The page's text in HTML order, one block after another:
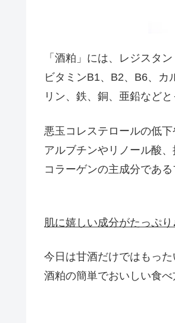
「酒粕」には、レジスタ
ビタミンB1、B2、B6、
リン、鉄、銅、亜鉛などと
悪玉コレステロールの低
アルブチンやリノール酸
コラーゲンの主成分であ
肌に嬉しい成分がたっぷり
今日は甘酒だけではもった
酒粕の簡単でおいしい食